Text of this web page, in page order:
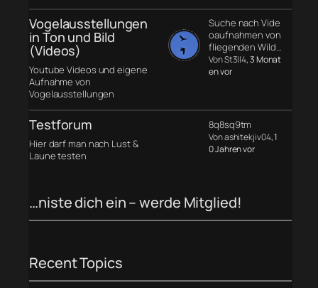
Vogelausstellungen
in Ton und Bild
(Videos)
Youtube Videos und eigene
Aufnahme von
Vogelausstellungen
Suche nach Vide
oaufnahmen von
fliegenden Wild…
Von St3ll4, 3 Monat
en vor
Testforum
Hier darf man nach Lust &
Laune testen
8q8sq9tm
Von ashitekjiv04, 1
0 Jahren vor
…niste dich ein – werde Mitglied!
Recent Topics